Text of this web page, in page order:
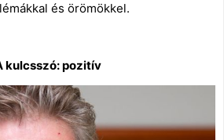
és örömökkel.
kulcsszó: pozitív